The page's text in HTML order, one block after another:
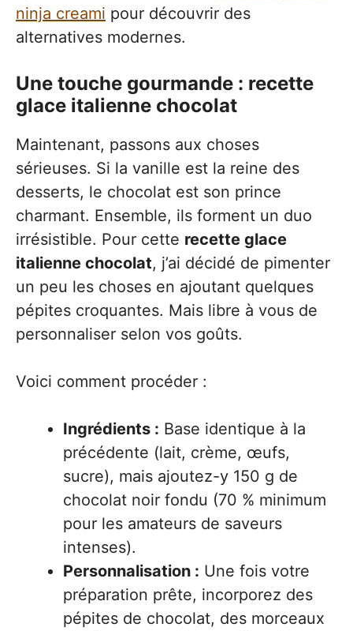
ninja creami pour découvrir des
alternatives modernes.
Une touche gourmande : recette
glace italienne chocolat
Maintenant, passons aux choses
sérieuses. Si la vanille est la reine des
desserts, le chocolat est son prince
charmant. Ensemble, ils forment un duo
irrésistible. Pour cette recette glace
italienne chocolat, j’ai décidé de pimenter
un peu les choses en ajoutant quelques
pépites croquantes. Mais libre à vous de
personnaliser selon vos goûts.
Voici comment procéder :
Ingrédients : Base identique à la
précédente (lait, crème, œufs,
sucre), mais ajoutez-y 150 g de
chocolat noir fondu (70 % minimum
pour les amateurs de saveurs
intenses).
Personnalisation : Une fois votre
préparation prête, incorporez des
pépites de chocolat, des morceaux